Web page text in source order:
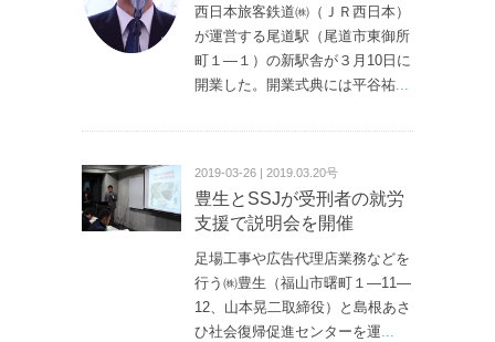
西日本旅客鉄道㈱（ＪＲ西日本）
が運営する尾道駅（尾道市東御所
町１—１）の新駅舎が３月10日に
開業した。開業式典には平谷祐...
2019-03-26 | 2019.03.20号
豊生とSSJが受刑者の就労
支援で説明会を開催
足場工事や広告代理店業務などを
行う㈱豊生（福山市曙町１—11—
12、山本晃二取締役）と島根あさ
ひ社会復帰促進センターを運...